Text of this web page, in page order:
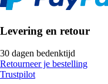
Levering en retour
30 dagen bedenktijd
Retourneer je bestelling
Trustpilot